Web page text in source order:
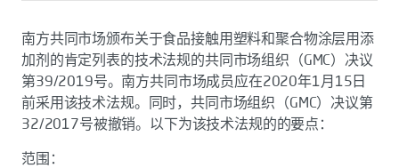
南方共同市场颁布关于食品接触用塑料和聚合物涂层用添
加剂的肯定列表的技术法规的共同市场组织（GMC）决议
第39/2019号。南方共同市场成员应在2020年1月15日
前采用该技术法规。同时，共同市场组织（GMC）决议第
32/2017号被撤销。以下为该技术法规的的要点：
范围：